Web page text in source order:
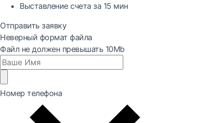
Выставление счета за 15 мин
Отправить заявку
Неверный формат файла
Файл не должен превышать 10Mb
Номер телефона